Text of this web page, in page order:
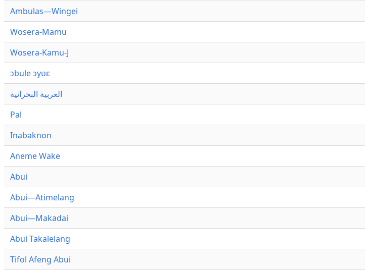
Ambulas—Wingei
Wosera-Mamu
Wosera-Kamu-J
ɔbule ɔyʋɛ
العربية البحرانية
Pal
Inabaknon
Aneme Wake
Abui
Abui—Atimelang
Abui—Makadai
Abui Takalelang
Tifol Afeng Abui